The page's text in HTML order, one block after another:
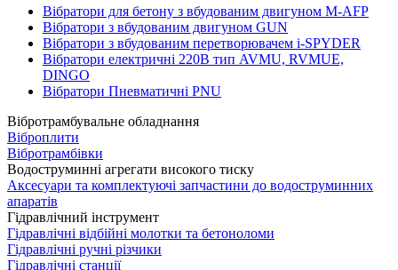
Вібратори для бетону з вбудованим двигуном M-AFP
Вібратори з вбудованим двигуном GUN
Вібратори з вбудованим перетворювачем i-SPYDER
Вібратори електричні 220B тип AVMU, RVMUE,
DINGO
Вібратори Пневматичні PNU
Вібротрамбувальне обладнання
Віброплити
Вібротрамбівки
Водоструминні агрегати високого тиску
Аксесуари та комплектуючі запчастини до водоструминних
апаратів
Гідравлічний інструмент
Гідравлічні відбійні молотки та бетоноломи
Гідравлічні ручні різчики
Гідравлічні станції